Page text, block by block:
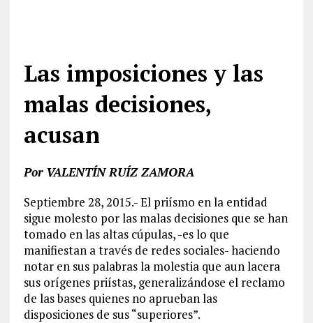
Las imposiciones y las
malas decisiones,
acusan
Por VALENTÍN RUÍZ ZAMORA
Septiembre 28, 2015.- El priísmo en la entidad
sigue molesto por las malas decisiones que se han
tomado en las altas cúpulas, -es lo que
manifiestan a través de redes sociales- haciendo
notar en sus palabras la molestia que aun lacera
sus orígenes priístas, generalizándose el reclamo
de las bases quienes no aprueban las
disposiciones de sus “superiores”.